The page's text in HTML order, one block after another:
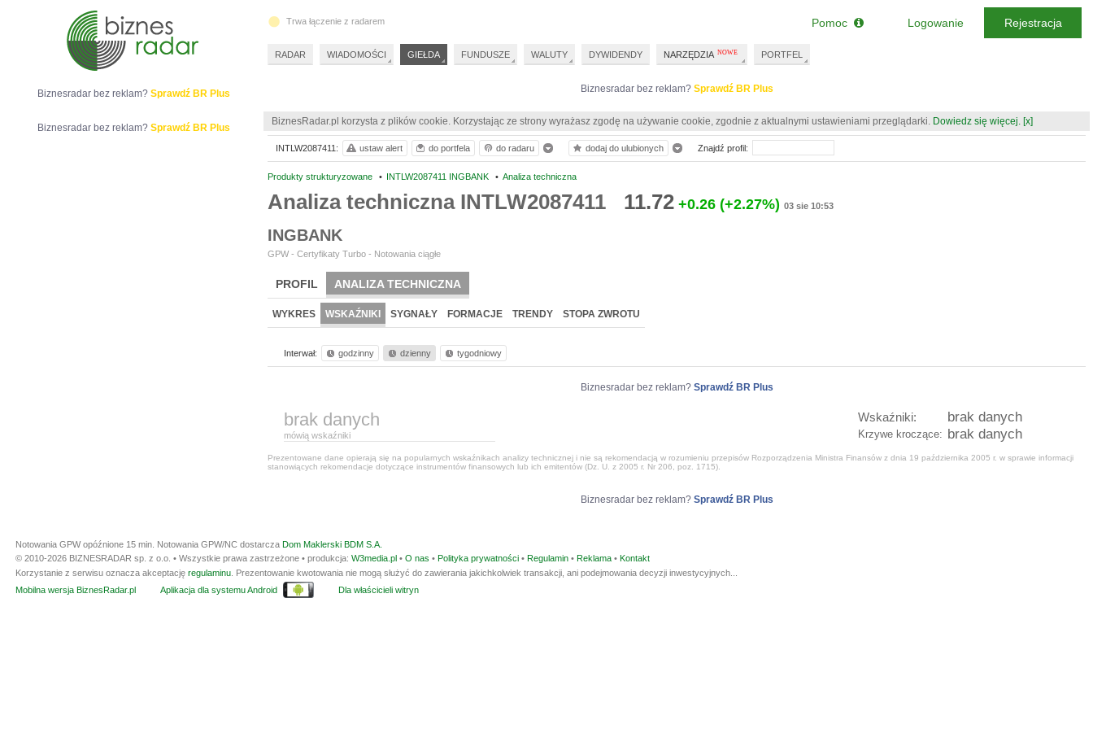
Biznesradar bez reklam? Sprawdź BR Plus
BiznesRadar.pl korzysta z plików cookie. Korzystając ze strony wyrażasz zgodę na używanie cookie, zgodnie z aktualnymi ustawieniami przeglądarki. Dowiedz się więcej. [x]
Produkty strukturyzowane • INTLW2087411 INGBANK • Analiza techniczna
Analiza techniczna INTLW2087411 11.72 +0.26 (+2.27%) 03 sie 10:53
INGBANK
GPW - Certyfikaty Turbo - Notowania ciągłe
PROFIL ANALIZA TECHNICZNA
WYKRES WSKAŹNIKI SYGNAŁY FORMACJE TRENDY STOPA ZWROTU
Interwał: godzinny dzienny tygodniowy
Biznesradar bez reklam? Sprawdź BR Plus
brak danych
mówią wskaźniki
brak danych
Wskaźniki:
brak danych
Krzywe kroczące:
Prezentowane dane opierają się na popularnych wskaźnikach analizy technicznej i nie są rekomendacją w rozumieniu przepisów Rozporządzenia Ministra Finansów z dnia 19 października 2005 r. w sprawie informacji
stanowiących rekomendacje dotyczące instrumentów finansowych lub ich emitentów (Dz. U. z 2005 r. Nr 206, poz. 1715).
Biznesradar bez reklam? Sprawdź BR Plus
INTLW2087411: ustaw alert do portfela do radaru dodaj do ulubionych Znajdź profil:
Biznesradar bez reklam? Sprawdź BR Plus
Biznesradar bez reklam? Sprawdź BR Plus
Trwa łączenie z radarem
RADAR WIADOMOŚCI GIEŁDA FUNDUSZE WALUTY DYWIDENDY NARZĘDZIA PORTFEL
Pomoc Logowanie Rejestracja
Notowania GPW opóźnione 15 min. Notowania GPW/NC dostarcza Dom Maklerski BDM S.A.
© 2010-2026 BIZNESRADAR sp. z o.o. • Wszystkie prawa zastrzeżone • produkcja: W3media.pl • O nas • Polityka prywatności • Regulamin • Reklama • Kontakt
Korzystanie z serwisu oznacza akceptację regulaminu . Prezentowanie kwotowania nie mogą służyć do zawierania jakichkolwiek transakcji, ani podejmowania decyzji inwestycyjnych...
Mobilna wersja BiznesRadar.pl
Aplikacja dla systemu Android Dla właścicieli witryn